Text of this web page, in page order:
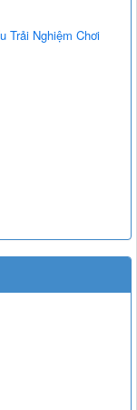
Trải Nghiệm Chơi